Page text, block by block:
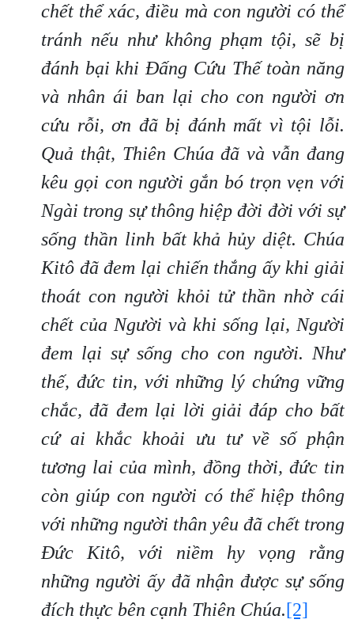
chết thể xác, điều mà con người có thể
tránh nếu như không phạm tội, sẽ bị
đánh bại khi Đấng Cứu Thế toàn năng
và nhân ái ban lại cho con người ơn
cứu rỗi, ơn đã bị đánh mất vì tội lỗi.
Quả thật, Thiên Chúa đã và vẫn đang
kêu gọi con người gắn bó trọn vẹn với
Ngài trong sự thông hiệp đời đời với sự
sống thần linh bất khả hủy diệt. Chúa
Kitô đã đem lại chiến thắng ấy khi giải
thoát con người khỏi tử thần nhờ cái
chết của Người và khi sống lại, Người
đem lại sự sống cho con người. Như
thế, đức tin, với những lý chứng vững
chắc, đã đem lại lời giải đáp cho bất
cứ ai khắc khoải ưu tư về số phận
tương lai của mình, đồng thời, đức tin
còn giúp con người có thể hiệp thông
với những người thân yêu đã chết trong
Đức Kitô, với niềm hy vọng rằng
những người ấy đã nhận được sự sống
đích thực bên cạnh Thiên Chúa.[2]